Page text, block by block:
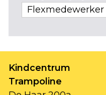
Flexmedewerker
Kindcentrum
Trampoline